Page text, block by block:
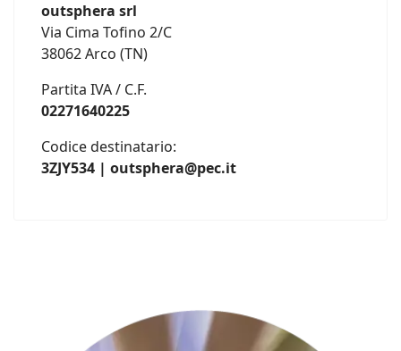
outsphera srl
Via Cima Tofino 2/C
38062 Arco (TN)
Partita IVA / C.F.
02271640225
Codice destinatario:
3ZJY534 | outsphera@pec.it